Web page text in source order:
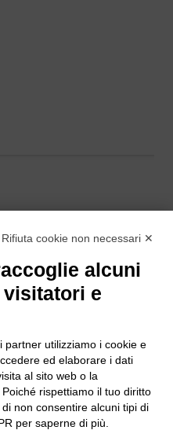
Rifiuta cookie non necessari ✕
alcuni
e
partner utilizziamo i cookie e
ed elaborare i dati
al sito web o la
rispettiamo il tuo diritto
non consentire alcuni tipi di
per saperne di più.